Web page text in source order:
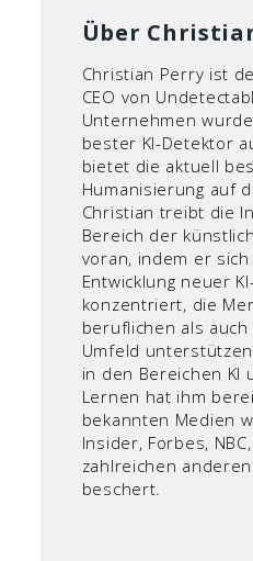
Über
Christian Perry ist
CEO von
Unternehmen
bester KI-Detektor
bietet die aktuell
Humanisierung auf
Christian treibt die
Bereich der
voran, indem er
Entwicklung neuer
konzentriert, die
beruflichen als auch
Umfeld
in den Bereichen KI
Lernen hat ihm
bekannten Medien
Insider, Forbes,
zahlreichen
beschert.